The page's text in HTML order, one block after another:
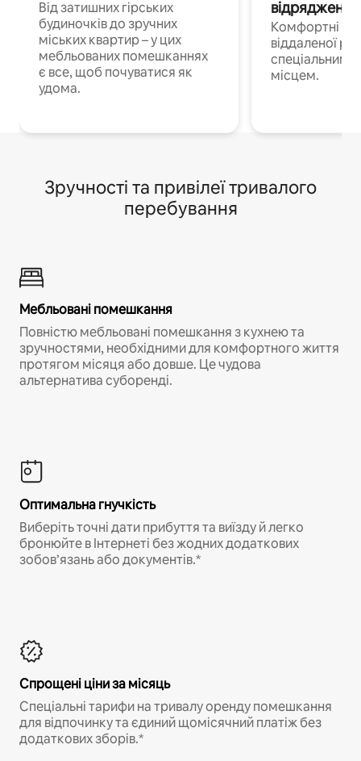
Від затишних гірських
будиночків до зручних
міських квартир – у цих
мебльованих помешканнях
є все, щоб почуватися як
удома.
Комфортні
віддаленої
спеціальним
місцем.
Зручності та привілеї тривалого
перебування
Мебльовані помешкання
Повністю мебльовані помешкання з кухнею та
зручностями, необхідними для комфортного життя
протягом місяця або довше. Це чудова
альтернатива суборенді.
Оптимальна гнучкість
Виберіть точні дати прибуття та виїзду й легко
бронюйте в Інтернеті без жодних додаткових
зобов’язань або документів.*
Спрощені ціни за місяць
Спеціальні тарифи на тривалу оренду помешкання
для відпочинку та єдиний щомісячний платіж без
додаткових зборів.*